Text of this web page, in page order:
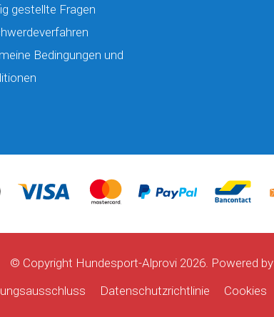
gestellte Fragen
Bedingungen und
© Copyright Hundesport-Alprovi 2026. Powered by
Datenschutzrichtlinie Cookies